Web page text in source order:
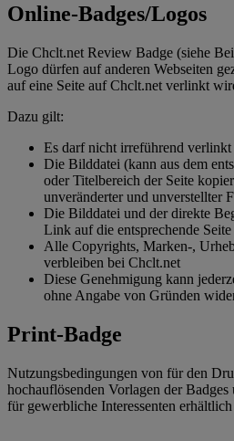
Online-Badges/Logos
Die Chclt.net Review Badge (siehe
Logo dürfen auf anderen Webseiten
auf eine Seite auf Chclt.net verlinkt
Dazu gilt:
Es darf nicht irreführend verlinkt
Die Bilddatei (kann aus dem
oder Titelbereich der Seite
unveränderter und unverstellter
Die Bilddatei und der direkte
Link auf die entsprechende
Alle Copyrights, Marken-,
verbleiben bei Chclt.net
Diese Genehmigung kann
ohne Angabe von Gründen
Print-Badge
Nutzungsbedingungen von für den
hochauflösenden Vorlagen der
für gewerbliche Interessenten